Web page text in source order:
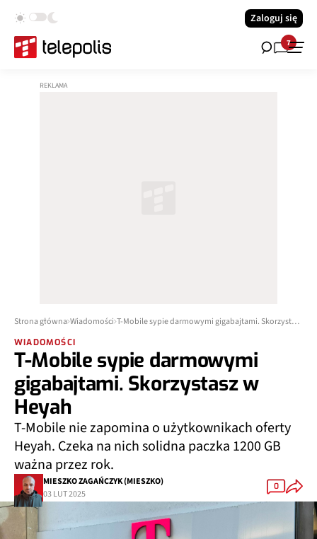
Zaloguj się
7
Strona główna Wiadomości T-Mobile sypie darmowymi gigabajtami. Skorzystasz w Heyah
WIADOMOŚCI
T-Mobile sypie darmowymi
gigabajtami. Skorzystasz w
Heyah
T-Mobile nie zapomina o użytkownikach oferty
Heyah. Czeka na nich solidna paczka 1200 GB
ważna przez rok.
MIESZKO ZAGAŃCZYK (MIESZKO)
03 LUT 2025
0